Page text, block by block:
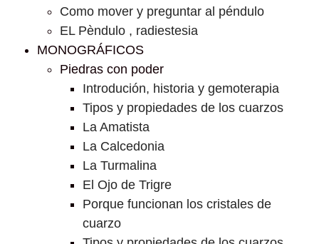
Como mover y preguntar al péndulo
EL Pèndulo , radiestesia
MONOGRÁFICOS
Piedras con poder
Introdución, historia y gemoterapia
Tipos y propiedades de los cuarzos
La Amatista
La Calcedonia
La Turmalina
El Ojo de Trigre
Porque funcionan los cristales de
cuarzo